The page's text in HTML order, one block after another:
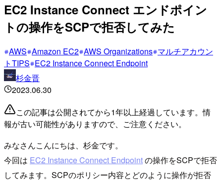
EC2 Instance Connect エンドポイン
トの操作をSCPで拒否してみた
AWS Amazon EC2 AWS Organizations マルチアカウン
トTIPS EC2 Instance Connect Endpoint
杉金晋
2023.06.30
この記事は公開されてから1年以上経過しています。情
報が古い可能性がありますので、ご注意ください。
みなさんこんにちは、杉金です。
今回は EC2 Instance Connect Endpointの操作をSCPで拒否
してみます。SCPのポリシー内容とどのように操作が拒否